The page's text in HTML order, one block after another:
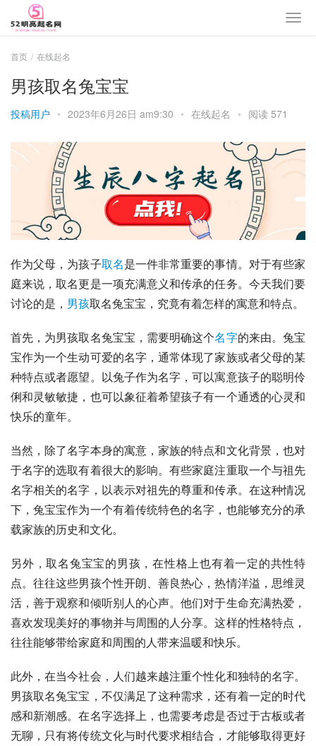
首页 在线起名
男孩取名兔宝宝
投稿用户 • 2023年6月26日 am9:30 • 在线起名 • 阅读 571
作为父母，为孩子取名是一件非常重要的事情。对于有些家
庭来说，取名更是一项充满意义和传承的任务。今天我们要
讨论的是， 男孩取名兔宝宝，究竟有着怎样的寓意和特点。
首先，为男孩取名兔宝宝，需要明确这个名字的来由。兔宝
宝作为一个生动可爱的名字，通常体现了家族或者父母的某
种特点或者愿望。以兔子作为名字，可以寓意孩子的聪明伶
俐和灵敏敏捷，也可以象征着希望孩子有一个通透的心灵和
快乐的童年。
当然，除了名字本身的寓意，家族的特点和文化背景，也对
于名字的选取有着很大的影响。有些家庭注重取一个与祖先
名字相关的名字，以表示对祖先的尊重和传承。在这种情况
下，兔宝宝作为一个有着传统特色的名字，也能够充分的承
载家族的历史和文化。
另外，取名兔宝宝的男孩，在性格上也有着一定的共性特
点。往往这些男孩个性开朗、善良热心，热情洋溢，思维灵
活，善于观察和倾听别人的心声。他们对于生命充满热爱，
喜欢发现美好的事物并与周围的人分享。这样的性格特点，
往往能够带给家庭和周围的人带来温暖和快乐。
此外，在当今社会，人们越来越注重个性化和独特的名字。
男孩取名兔宝宝，不仅满足了这种需求，还有着一定的时代
感和新潮感。在名字选择上，也需要考虑是否过于古板或者
无聊，只有将传统文化与时代要求相结合，才能够取得更好